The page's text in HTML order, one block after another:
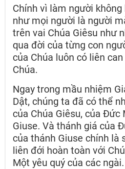
Chính vì làm người
như mọi người là người
trên vai Chúa Giêsu như
qua đời của từng con
của Chúa luôn có liên
Chúa.
Ngay trong mầu nhiệm
Dật, chúng ta đã có thể
của Chúa Giêsu, của Đức
Giuse. Và thánh giá của
của thánh Giuse chính là
liên đới hoàn toàn với
Một yêu quý của các ngài.